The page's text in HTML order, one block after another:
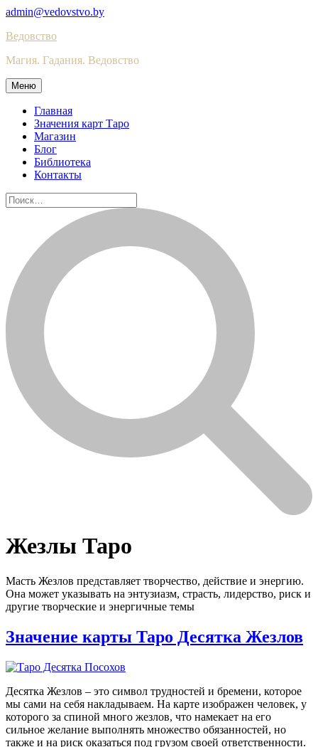
Skip
content
admin@vedovstvo.by
Ведовство
Магия. Гадания. Ведовство
Меню
Главная
Значения карт Таро
Магазин
Блог
Библиотека
Контакты
Найти:
Жезлы Таро
Масть Жезлов представляет творчество, действие и энергию.
Она может указывать на энтузиазм, страсть, лидерство, риск и
другие творческие и энергичные темы
Значение карты Таро Десятка Жезлов
Десятка Жезлов – это символ трудностей и бремени, которое
мы сами на себя накладываем. На карте изображен человек, у
которого за спиной много жезлов, что намекает на его
сильное желание выполнять множество обязанностей, но
также и на риск оказаться под грузом своей ответственности.